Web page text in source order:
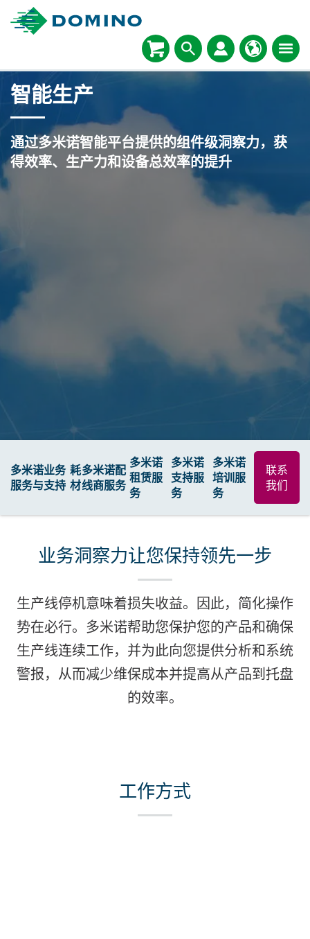
智能生产
通过多米诺智能平台提供的组件级洞察力，获
得效率、生产力和设备总效率的提升
多米诺业务
服务与支持
耗
材
多米诺配
线商服务
多米诺
租赁服
务
多米诺
支持服
务
多米诺
培训服
务
联系
我们
业务洞察力让您保持领先一步
生产线停机意味着损失收益。因此，简化操作
势在必行。多米诺帮助您保护您的产品和确保
生产线连续工作，并为此向您提供分析和系统
警报，从而减少维保成本并提高从产品到托盘
的效率。
工作方式